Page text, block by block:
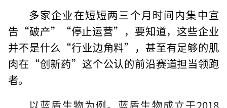
多家企业在短短两三个月时间内集中宣
告“破产”“停止运营”，要知道，这些企业
并不是什么“行业边角料”，甚至有足够的肌
肉在“创新药”这个公认的前沿赛道担当领跑
者。